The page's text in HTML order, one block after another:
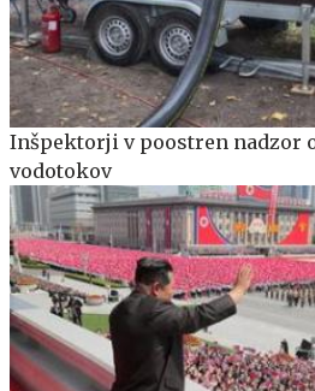
Inšpektorji v poostren nadzor
vodotokov